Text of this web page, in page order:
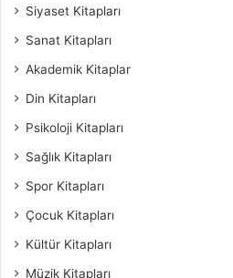
Siyaset Kitapları
Sanat Kitapları
Akademik Kitaplar
Din Kitapları
Psikoloji Kitapları
Sağlık Kitapları
Spor Kitapları
Çocuk Kitapları
Kültür Kitapları
Müzik Kitapları